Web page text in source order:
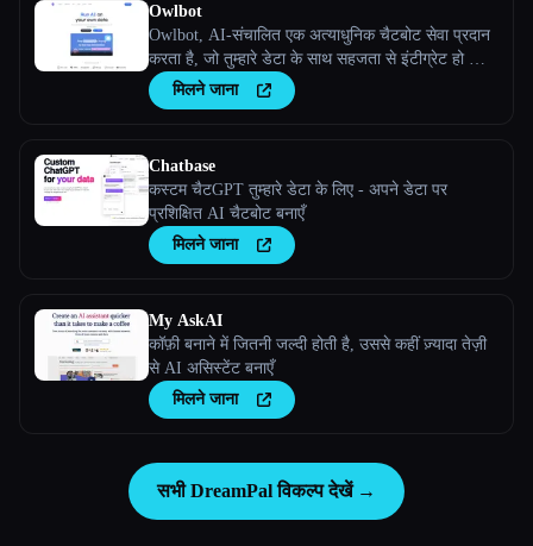
Owlbot
Owlbot, AI-संचालित एक अत्याधुनिक चैटबोट सेवा प्रदान
करता है, जो तुम्हारे डेटा के साथ सहजता से इंटीग्रेट हो जाती
है, ताकि तुम्हेंं, तुम्हारे ग्राहकों या तुम्हारी टीम को तुरंत
प्रतिसाद मिले।
मिलने जाना
Chatbase
कस्टम चैटGPT तुम्हारे डेटा के लिए - अपने डेटा पर
प्रशिक्षित AI चैटबोट बनाएँ
मिलने जाना
My AskAI
कॉफ़ी बनाने में जितनी जल्दी होती है, उससे कहीं ज़्यादा तेज़ी
से AI असिस्टेंट बनाएँ
मिलने जाना
सभी DreamPal विकल्प देखें →